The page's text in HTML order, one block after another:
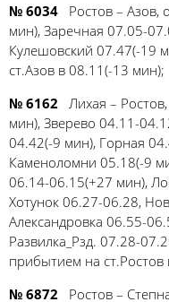
№ 6034 Ростов – Азов,
мин), Заречная 07.05-
Кулешовский 07.47(-19
ст.Азов в 08.11(-13 мин);
№ 6162 Лихая –
мин), Зверево 04.11-
04.42(-9 мин), Горная
Каменоломни 05.18(-9
06.14-06.15(+27 мин),
Хотунок 06.27-06.28,
Александровка 06.55-
Развилка_Рзд. 07.28-
прибытием на
№ 6872 Ростов –